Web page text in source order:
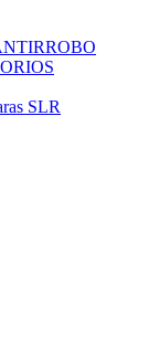
SLR